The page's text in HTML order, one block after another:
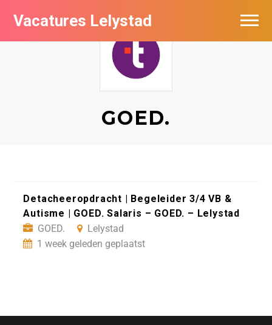
Vacatures Lelystad
GOED.
Detacheeropdracht | Begeleider 3/4 VB &
Autisme | GOED. Salaris – GOED. – Lelystad
GOED.
Lelystad
1 week geleden geplaatst
Vacatures per bedrijf in Lelystad
De populairste vacatures in Lelystad